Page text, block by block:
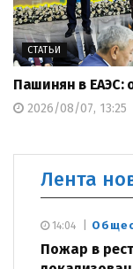
СТАТЬИ
Пашинян в ЕАЭС:
2026/08/07, 13:25
Лента
Пожар в
14:04